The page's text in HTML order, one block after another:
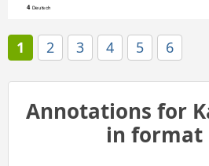
4 Deutsch
1 2 3 4 5 6
Annotations for
in format